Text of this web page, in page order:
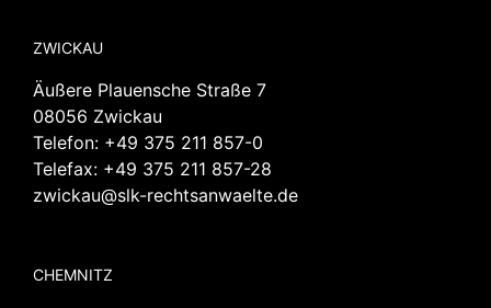
ZWICKAU
Äußere Plauensche Straße 7
08056 Zwickau
Telefon: +49 375 211 857-0
Telefax: +49 375 211 857-28
zwickau@slk-rechtsanwaelte.de
CHEMNITZ